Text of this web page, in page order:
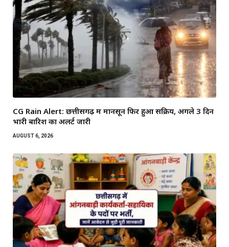
CG Rain Alert: छत्तीसगढ़ में मानसून फिर हुआ सक्रिय, अगले 3 दिन
भारी बारिश का अलर्ट जारी
AUGUST 6, 2026